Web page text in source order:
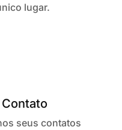
lugar.
seus contatos